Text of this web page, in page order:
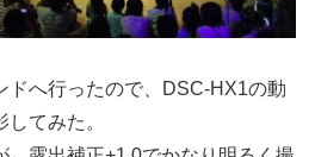
ドへ行ったので、DSC-HX1の動
てみた。